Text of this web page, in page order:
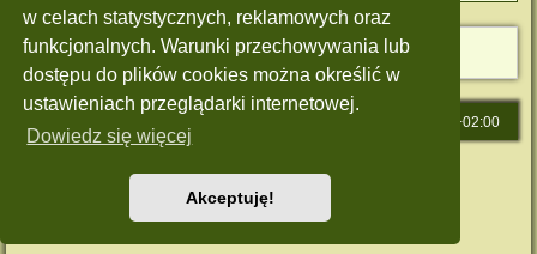
w celach statystycznych, reklamowych oraz
funkcjonalnych. Warunki przechowywania lub
dostępu do plików cookies można określić w
ustawieniach przeglądarki internetowej.
Dowiedz się więcej
Akceptuję!
UTC+02:00
Style: Green-Style by Joyce&LunaphpBB-Style-Design
Zasady ochrony danych osobowych |Regulamin